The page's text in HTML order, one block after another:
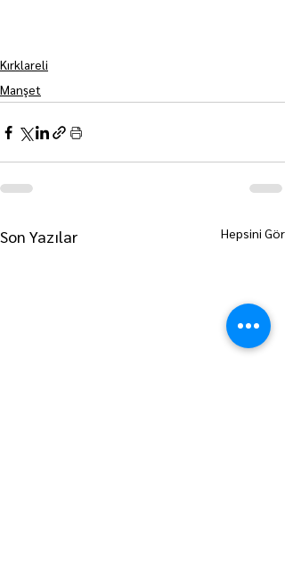
Kırklareli
Manşet
Son Yazılar Hepsini Gör